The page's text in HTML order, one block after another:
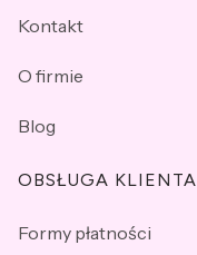
Kontakt
O firmie
Blog
OBSŁUGA KLIENTA
Formy płatności